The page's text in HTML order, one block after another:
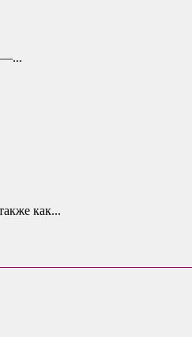
—...
как...